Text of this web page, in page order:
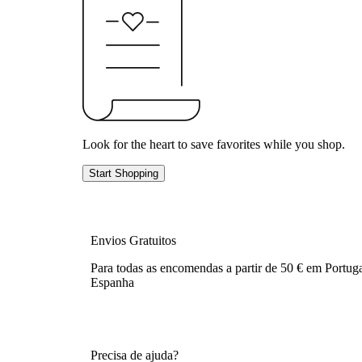
Look for the heart to save favorites while you shop.
Start Shopping
Envios Gratuitos
Para todas as encomendas a partir de 50 € em
Espanha
Precisa de ajuda?